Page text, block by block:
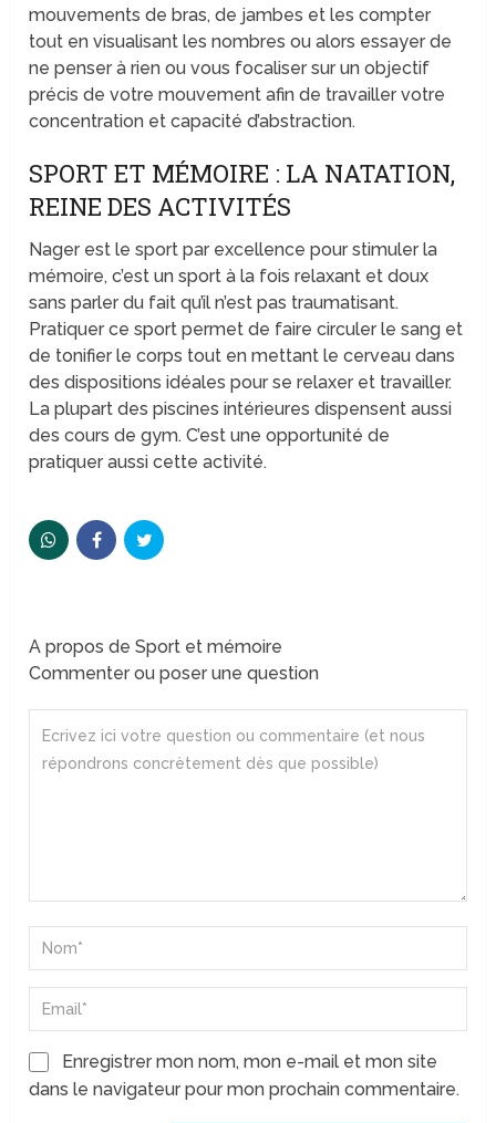
mouvements de bras, de jambes et les compter
tout en visualisant les nombres ou alors essayer de
ne penser à rien ou vous focaliser sur un objectif
précis de votre mouvement afin de travailler votre
concentration et capacité d’abstraction.
SPORT ET MÉMOIRE : LA NATATION,
REINE DES ACTIVITÉS
Nager est le sport par excellence pour stimuler la
mémoire, c’est un sport à la fois relaxant et doux
sans parler du fait qu’il n’est pas traumatisant.
Pratiquer ce sport permet de faire circuler le sang et
de tonifier le corps tout en mettant le cerveau dans
des dispositions idéales pour se relaxer et travailler.
La plupart des piscines intérieures dispensent aussi
des cours de gym. C’est une opportunité de
pratiquer aussi cette activité.
A propos de Sport et mémoire
Commenter ou poser une question
Enregistrer mon nom, mon e-mail et mon site
dans le navigateur pour mon prochain commentaire.